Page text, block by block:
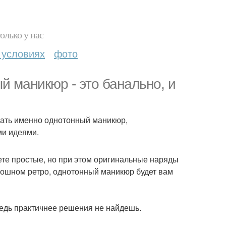
у нас
фото
маникюр - это банально, и
именно однотонный маникюр,
идеями.
простые, но при этом оригинальные наряды
ретро, однотонный маникюр будет вам
практичнее решения не найдешь.